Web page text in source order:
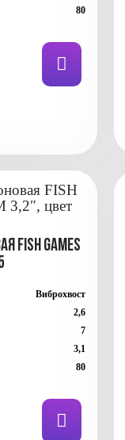
80
FISH GAMES
Виброхвост
2,6
7
3,1
80